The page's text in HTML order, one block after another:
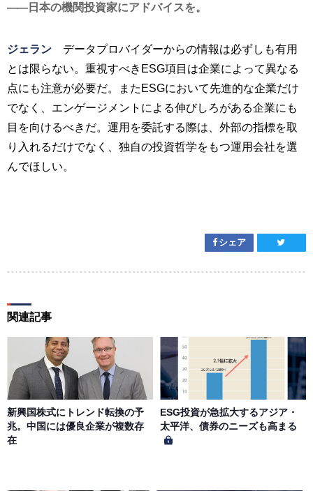
日本の機関投資家にアドバイスを。
ジェラン データプロバイダーからの情報は必ずしも有用
とは限らない。重視すべきESG項目は企業によって異なる
点にも注意が必要だ。またESGにおいて先進的な企業だけ
でなく、エンゲージメントによる伸びしろがある企業にも
目を向けるべきだ。運用を委託する際は、外部の指標を取
り入れるだけでなく、独自の投資哲学をもつ運用会社を選
んでほしい。
シェア
関連記事
新興国株式にトレンド転換の予
兆。中国には優良企業が複数存
在
ESG投資が急拡大するアジア・
太平洋、債券のニーズも高まる